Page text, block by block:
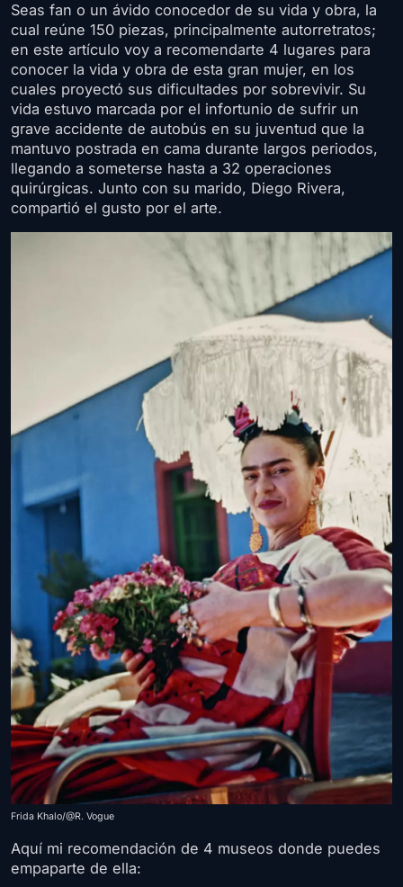
Seas fan o un ávido conocedor de su vida y obra, la
cual reúne 150 piezas, principalmente autorretratos;
en este artículo voy a recomendarte 4 lugares para
conocer la vida y obra de esta gran mujer, en los
cuales proyectó sus dificultades por sobrevivir. Su
vida estuvo marcada por el infortunio de sufrir un
grave accidente de autobús en su juventud que la
mantuvo postrada en cama durante largos periodos,
llegando a someterse hasta a 32 operaciones
quirúrgicas. Junto con su marido, Diego Rivera,
compartió el gusto por el arte.
Frida Khalo/@R. Vogue
Aquí mi recomendación de 4 museos donde puedes
empaparte de ella: